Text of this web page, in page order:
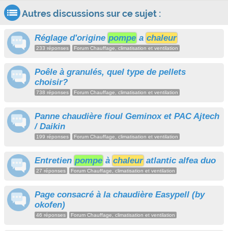
Autres discussions sur ce sujet :
Réglage d'origine pompe a chaleur
233 réponses Forum Chauffage, climatisation et ventilation
Poêle à granulés, quel type de pellets
choisir?
738 réponses Forum Chauffage, climatisation et ventilation
Panne chaudière fioul Geminox et PAC Ajtech
/ Daikin
199 réponses Forum Chauffage, climatisation et ventilation
Entretien pompe à chaleur atlantic alfea duo
27 réponses Forum Chauffage, climatisation et ventilation
Page consacré à la chaudière Easypell (by
okofen)
46 réponses Forum Chauffage, climatisation et ventilation